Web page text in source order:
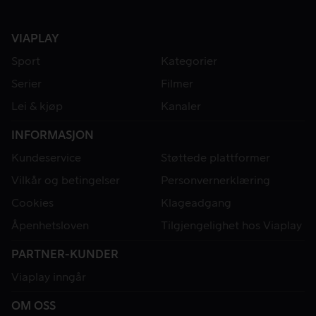
VIAPLAY
Sport
Kategorier
Serier
Filmer
Lei & kjøp
Kanaler
INFORMASJON
Kundeservice
Støttede plattformer
Vilkår og betingelser
Personvernerklæring
Cookies
Klageadgang
Åpenhetsloven
Tilgjengelighet hos Viaplay
PARTNER-KUNDER
Viaplay inngår
OM OSS